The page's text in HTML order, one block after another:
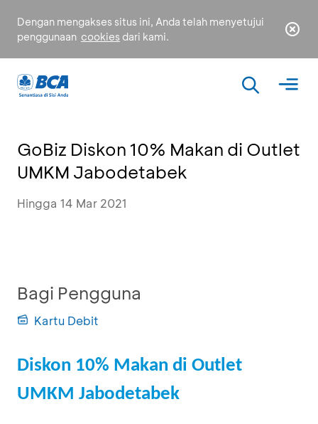
Dengan mengakses situs ini, Anda telah menyetujui
penggunaan cookies dari kami.
GoBiz Diskon 10% Makan di Outlet
UMKM Jabodetabek
Hingga 14 Mar 2021
Bagi Pengguna
Kartu Debit
Diskon 10% Makan di Outlet
UMKM Jabodetabek